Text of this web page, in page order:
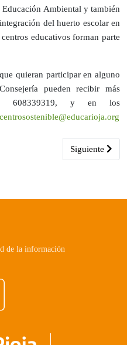
Ambiental y también
del huerto escolar en
educativos forman parte
quieran participar en alguno
pueden recibir más
608339319, y en los
centrosostenible@educarioja.org
la actividad pastoril regresa a
Artículo
Siguiente
de la información